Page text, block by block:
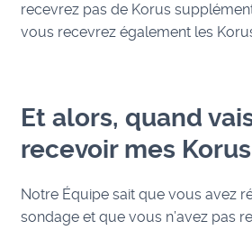
recevrez pas de Korus
vous recevrez également les
Et alors, quand
recevoir mes
Notre Équipe sait que vous avez
sondage et que vous n’avez pas